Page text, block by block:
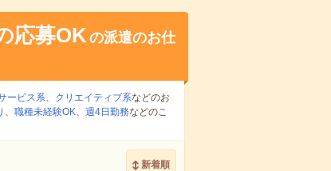
応募OKの派遣のお仕
ービス系、 クリエイティブ系などのお
、 職種未経験OK、 週4日勤務などのこ
新着順